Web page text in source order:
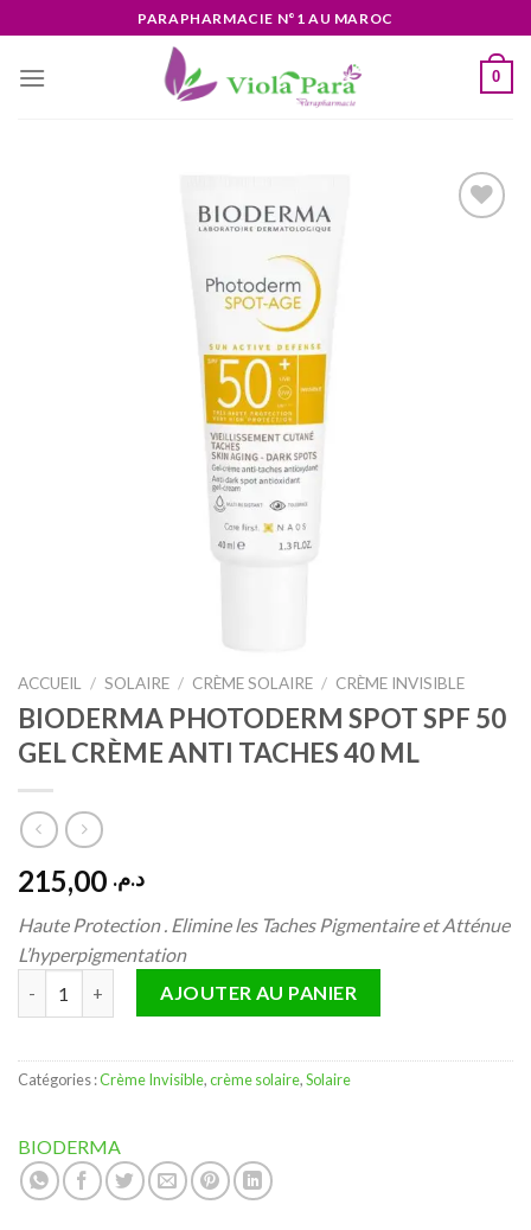
to
content
PARAPHARMACIE N°1 AU MAROC
0
ACCUEIL / SOLAIRE / CRÈME SOLAIRE / CRÈME INVISIBLE
BIODERMA PHOTODERM SPOT SPF 50
GEL CRÈME ANTI TACHES 40 ML
د.م.
Haute Protection . Elimine les Taches Pigmentaire et Atténue
L’hyperpigmentation
quantité de BIODERMA PHOTODERM SPOT SPF 50 GEL CRÈME
AJOUTER AU PANIER
Catégories :Crème Invisible,crème solaire,Solaire
BIODERMA